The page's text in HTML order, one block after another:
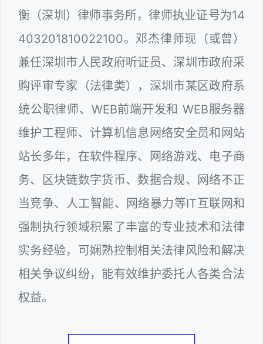
衡（深圳）律师事务所，律师执业证号为14
403201810022100。邓杰律师现（或曾）
兼任深圳市人民政府听证员、深圳市政府采
购评审专家（法律类），深圳市某区政府系
统公职律师、WEB前端开发和 WEB服务器
维护工程师、计算机信息网络安全员和网站
站长多年，在软件程序、网络游戏、电子商
务、区块链数字货币、数据合规、网络不正
当竞争、人工智能、网络暴力等IT互联网和
强制执行领域积累了丰富的专业技术和法律
实务经验，可娴熟控制相关法律风险和解决
相关争议纠纷，能有效维护委托人各类合法
权益。